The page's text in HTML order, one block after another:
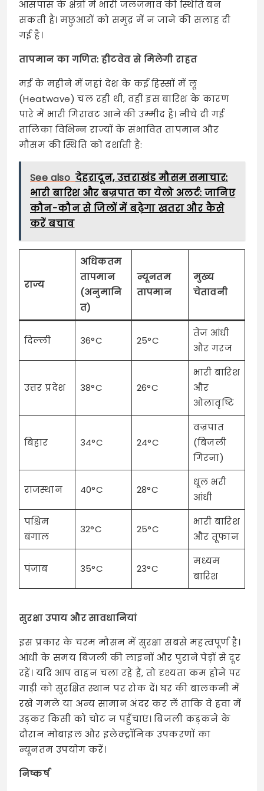
आसपास के क्षेत्रों में भारी जलजमाव की स्थिति बन
सकती है। मछुआरों को समुद्र में न जाने की सलाह दी
गई है।
तापमान का गणित: हीटवेव से मिलेगी राहत
मई के महीने में जहां देश के कई हिस्सों में लू
(Heatwave) चल रही थी, वहीं इस बारिश के कारण
पारे में भारी गिरावट आने की उम्मीद है। नीचे दी गई
तालिका विभिन्न राज्यों के संभावित तापमान और
मौसम की स्थिति को दर्शाती है:
See also देहरादून, उत्तराखंड मौसम समाचार:
भारी बारिश और बज्रपात का येलो अलर्ट: जानिए
कौन-कौन से जिलों में बढ़ेगा खतरा और कैसे
करें बचाव
राज्य
अधिकतम
तापमान
(अनुमानि
त)
न्यूनतम
तापमान
मुख्य
चेतावनी
दिल्ली 36°C 25°C
तेज आंधी
और गरज
उत्तर प्रदेश 38°C 26°C
भारी बारिश
और
ओलावृष्टि
बिहार 34°C 24°C
वज्रपात
(बिजली
गिरना)
राजस्थान 40°C 28°C
धूल भरी
आंधी
पश्चिम
बंगाल
32°C 25°C
भारी बारिश
और तूफान
पंजाब 35°C 23°C
मध्यम
बारिश
सुरक्षा उपाय और सावधानियां
इस प्रकार के चरम मौसम में सुरक्षा सबसे महत्वपूर्ण है।
आंधी के समय बिजली की लाइनों और पुराने पेड़ों से दूर
रहें। यदि आप वाहन चला रहे हैं, तो दृश्यता कम होने पर
गाड़ी को सुरक्षित स्थान पर रोक दें। घर की बालकनी में
रखे गमले या अन्य सामान अंदर कर लें ताकि वे हवा में
उड़कर किसी को चोट न पहुँचाएं। बिजली कड़कने के
दौरान मोबाइल और इलेक्ट्रॉनिक उपकरणों का
न्यूनतम उपयोग करें।
निष्कर्ष